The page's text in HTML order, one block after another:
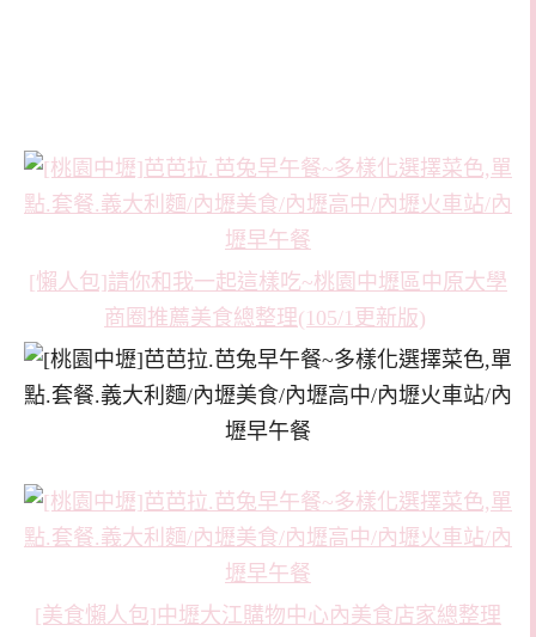
[懶人包]請你和我一起這樣吃~桃園中壢區中原大學
商圈推薦美食總整理(105/1更新版)
[美食懶人包]中壢大江購物中心內美食店家總整理